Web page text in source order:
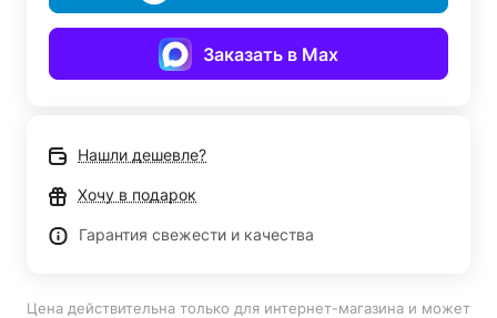
Заказать в Max
Нашли дешевле?
Хочу в подарок
Гарантия свежести и качества
Цена действительна только для интернет-магазина и может